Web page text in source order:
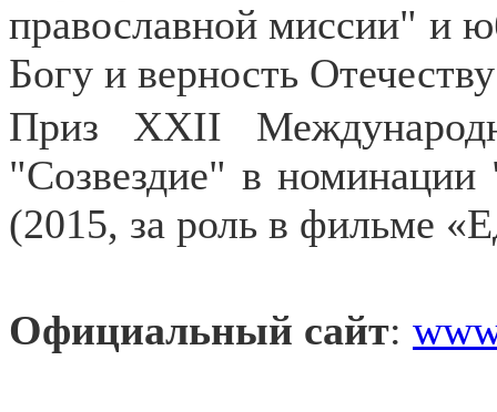
православной миссии" и
Богу и верность
Приз XXII
"Созвездие" в
(2015, за роль в фильме
Официальный сайт: